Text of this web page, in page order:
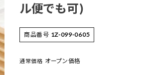
ル便でも可)
商品番号 1Z-099-0605
通常価格 オープン価格